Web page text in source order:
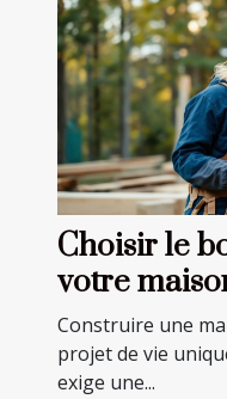
Choisir le
votre
essentiels
Construire une
projet de vie
exige une...